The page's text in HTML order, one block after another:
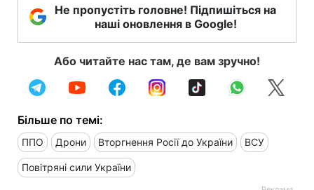
Не пропустіть головне! Підпишіться на
наші оновлення в Google!
Або читайте нас там, де вам зручно!
Більше по темі:
ППО Дрони Вторгнення Росії до України ВСУ
Повітряні сили України